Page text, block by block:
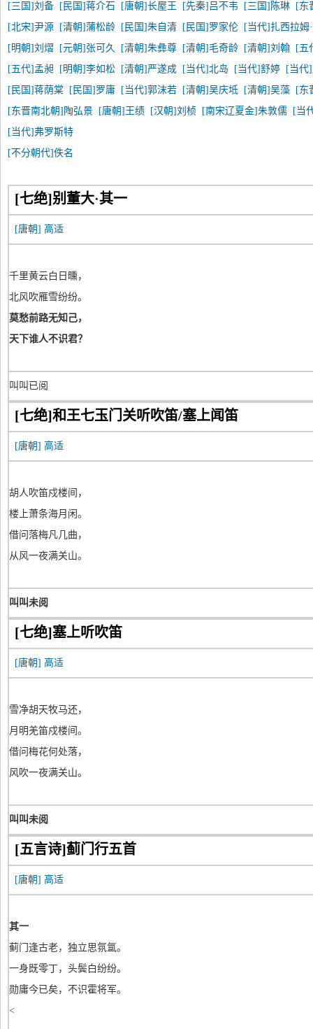
[三国]刘备
[民国]蒋介石 [唐朝]长屋王 [先秦]吕不韦 [三国]陈琳
[东
[北宋]尹源
[清朝]蒲松龄 [民国]朱自清 [民国]罗家伦
[当代]扎西拉
[明朝]刘熠
[元朝]张可久 [清朝]朱彝尊 [清朝]毛奇龄 [清朝]刘翰
[五
[五代]孟昶
[明朝]李如松 [清朝]严遂成 [当代]北岛 [当代]舒婷
[当代
[民国]蒋荫棠
[民国]罗庸 [当代]郭沫若 [清朝]吴庆坻 [清朝]吴藻
[东
[东晋南北朝]陶弘景
[唐朝]王绩 [汉朝]刘桢 [南宋辽夏金]朱敦儒
[当
[当代]弗罗斯特
[不分朝代]佚名
[七绝]别董大·其一
[唐朝] 高适
千里黄云白日曛，
北风吹雁雪纷纷。
莫愁前路无知己，
天下谁人不识君？
叫叫已阅
[七绝]和王七玉门关听吹笛/塞上闻笛
[唐朝] 高适
胡人吹笛戍楼间，
楼上萧条海月闲。
借问落梅凡几曲，
从风一夜满关山。
叫叫未阅
[七绝]塞上听吹笛
[唐朝] 高适
雪净胡天牧马还，
月明羌笛戍楼间。
借问梅花何处落，
风吹一夜满关山。
叫叫未阅
[五言诗]蓟门行五首
[唐朝] 高适
其一
蓟门逢古老，独立思氛氲。
一身既零丁，头鬓白纷纷。
勋庸今已矣，不识霍将军。
<